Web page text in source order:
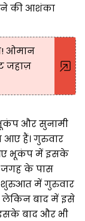
की आशंका
ओमान
जहाज़
और सुनामी
आए हैं। गुरुवार
आए भूकंप में इसके
जगह के पास
शुरुआत में गुरुवार
लेकिन बाद में इसे
बाद और भी